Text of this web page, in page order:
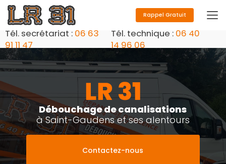
Aller
au
contenu
principal
Tél. secrétariat : 06 63
91 11 47
Tél. technique : 06 40
14 96 06
Rappel Gratuit
Débouchage de canalisations
à Saint-Gaudens et ses alentours
Contactez-nous